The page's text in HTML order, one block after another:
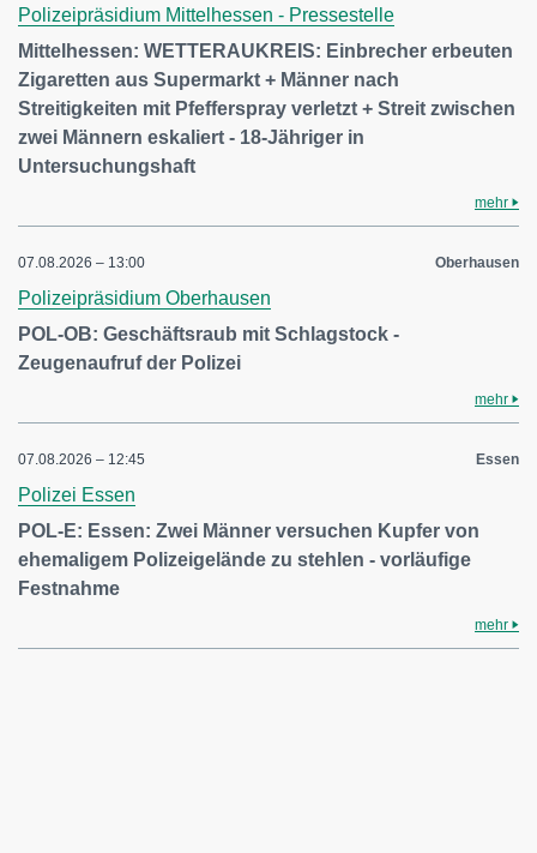
Polizeipräsidium Mittelhessen - Pressestelle
Mittelhessen: WETTERAUKREIS: Einbrecher erbeuten
Zigaretten aus Supermarkt + Männer nach
Streitigkeiten mit Pfefferspray verletzt + Streit zwischen
zwei Männern eskaliert - 18-Jähriger in
Untersuchungshaft
mehr
07.08.2026 – 13:00 Oberhausen
Polizeipräsidium Oberhausen
POL-OB: Geschäftsraub mit Schlagstock -
Zeugenaufruf der Polizei
mehr
07.08.2026 – 12:45 Essen
Polizei Essen
POL-E: Essen: Zwei Männer versuchen Kupfer von
ehemaligem Polizeigelände zu stehlen - vorläufige
Festnahme
mehr